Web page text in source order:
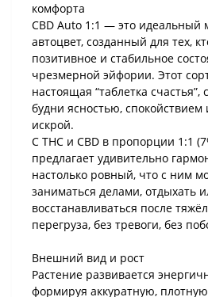
комфорта
CBD Auto 1:1 — это идеальный
автоцвет, созданный для тех,
позитивное и стабильное
чрезмерной эйфории. Этот
настоящая “таблетка
будни ясностью, спокойствием
искрой.
С THC и CBD в пропорции 1:1
предлагает удивительно
настолько ровный, что с ним
заниматься делами, отдыхать
восстанавливаться после
перегруза, без тревоги, без
Внешний вид и рост
Растение развивается
формируя аккуратную, плотную